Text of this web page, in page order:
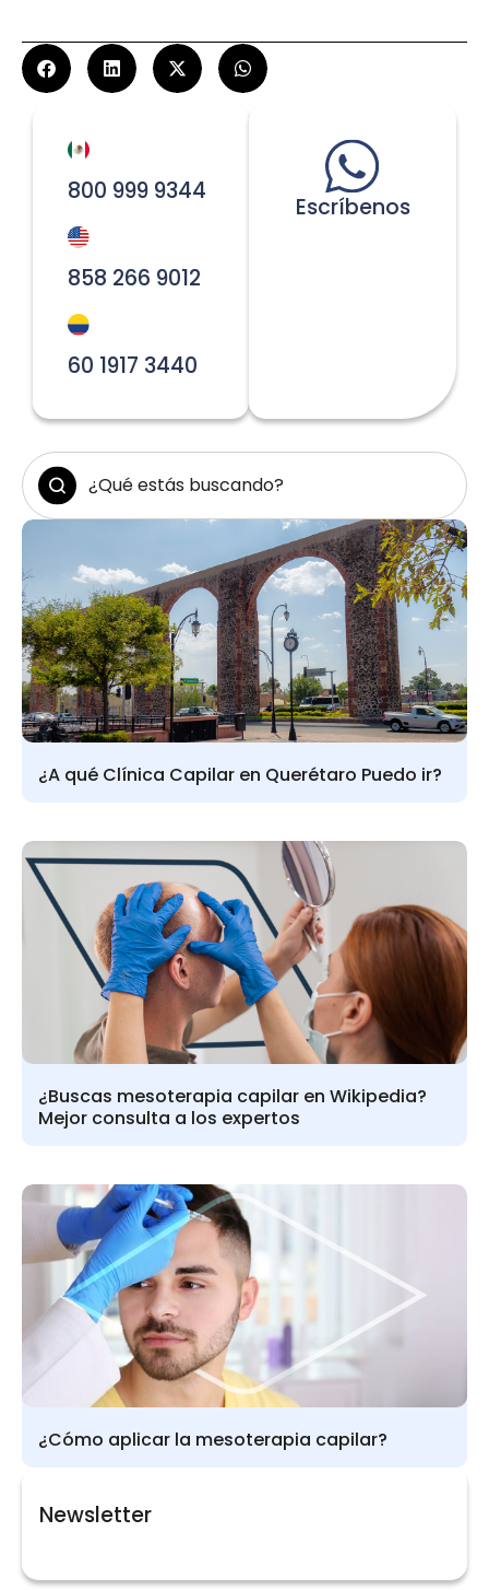
800 999 9344
858 266 9012
60 1917 3440
Escríbenos
¿A qué Clínica Capilar en Querétaro Puedo ir?
¿Buscas mesoterapia capilar en Wikipedia?
Mejor consulta a los expertos
¿Cómo aplicar la mesoterapia capilar?
Newsletter